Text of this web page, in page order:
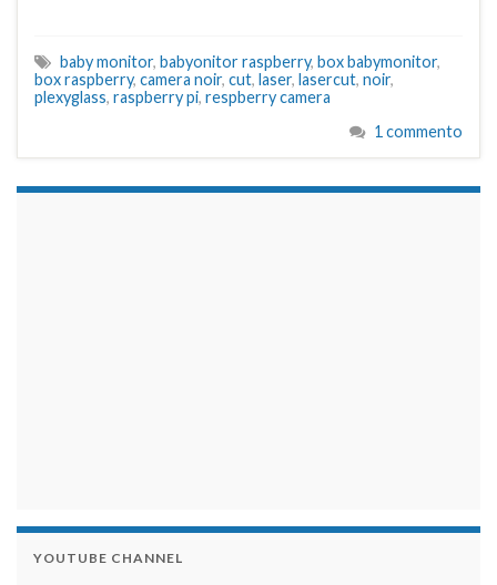
baby monitor, babyonitor raspberry, box babymonitor,
box raspberry, camera noir, cut, laser, lasercut, noir,
plexyglass, raspberry pi, respberry camera
1 commento
YOUTUBE CHANNEL